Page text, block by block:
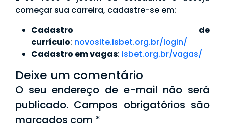
começar sua carreira, cadastre-se em:
Cadastro de
currículo: novosite.isbet.org.br/login/
Cadastro em vagas: isbet.org.br/vagas/
Deixe um comentário
O seu endereço de e-mail não será
publicado. Campos obrigatórios são
marcados com *